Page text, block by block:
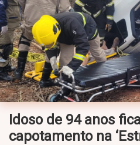
Idoso de 94 anos
capotamento na